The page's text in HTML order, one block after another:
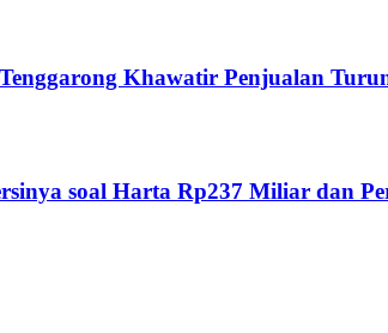
Khawatir Penjualan
soal Harta Rp237 Miliar dan